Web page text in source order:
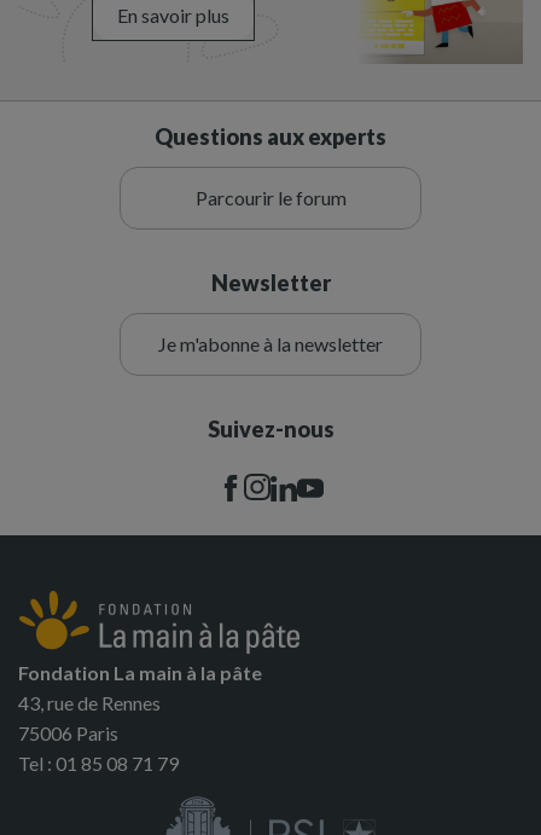
En savoir plus
Questions aux experts
Parcourir le forum
Newsletter
Je m'abonne à la newsletter
Suivez-nous
Fondation La main à la pâte
43, rue de Rennes
75006 Paris
Tel : 01 85 08 71 79